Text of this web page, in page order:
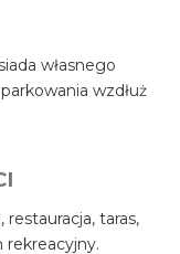
własnego
wzdłuż
restauracja, taras,
rekreacyjny.